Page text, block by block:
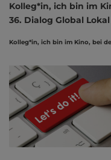
Kolleg*in, ich bin im
36. Dialog Global Lokal
Kolleg*in, ich bin im Kino, bei